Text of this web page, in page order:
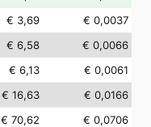
€ 3,69
€ 0,0037
€ 6,58
€ 0,0066
€ 6,13
€ 0,0061
€ 16,63
€ 0,0166
€ 70,62
€ 0,0706